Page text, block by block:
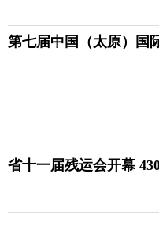
第七届中国（太原）国
省十一届残运会开幕